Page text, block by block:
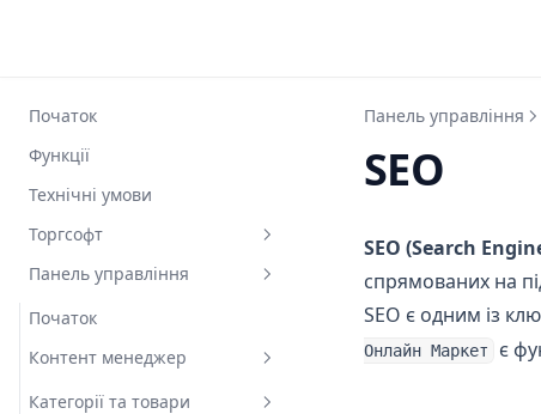
Початок
Функції
Технічні умови
Торгсофт
Початок
Вид товару
Назва товару
Динамічні характеристики
Панель управління
Початок
Контент менеджер
Категорії та товари
Панель управління
SEO
SEO (Search
спрямованих на
SEO є одним із
Онлайн Маркет
є